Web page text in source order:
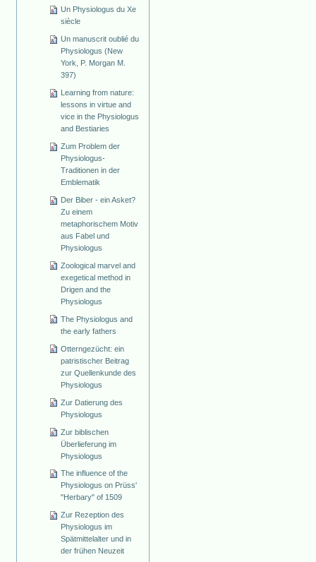
Un Physiologus du Xe
siècle
Un manuscrit oublié du
Physiologus (New
York, P. Morgan M.
397)
Learning from nature:
lessons in virtue and
vice in the Physiologus
and Bestiaries
Zum Problem der
Physiologus-
Traditionen in der
Emblematik
Der Biber - ein Asket?
Zu einem
metaphorischem Motiv
aus Fabel und
Physiologus
Zoological marvel and
exegetical method in
Drigen and the
Physiologus
The Physiologus and
the early fathers
Otterngezücht: ein
patristischer Beitrag
zur Quellenkunde des
Physiologus
Zur Datierung des
Physiologus
Zur biblischen
Überlieferung im
Physiologus
The influence of the
Physiologus on Prüss'
"Herbary" of 1509
Zur Rezeption des
Physiologus im
Spätmittelalter und in
der frühen Neuzeit